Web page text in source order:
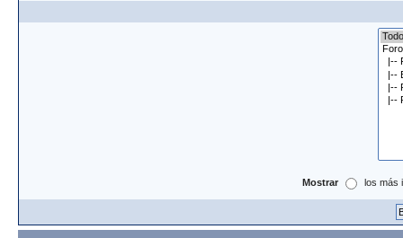
Mostrar los más